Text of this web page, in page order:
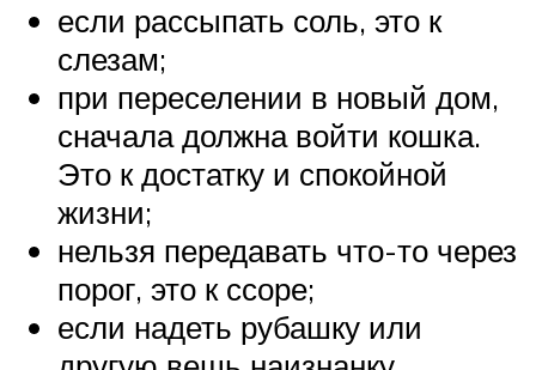
если рассыпать соль, это к
слезам;
при переселении в новый дом,
сначала должна войти кошка.
Это к достатку и спокойной
жизни;
нельзя передавать что-то через
порог, это к ссоре;
если надеть рубашку или